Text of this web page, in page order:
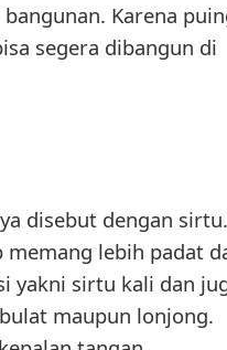
Karena
segera dibangun di
disebut dengan sirtu.
lebih padat
yakni sirtu kali dan
maupun lonjong.